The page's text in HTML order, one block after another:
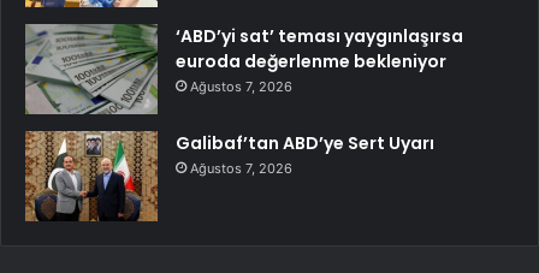
‘ABD’yi sat’ teması yaygınlaşırsa
euroda değerlenme bekleniyor
Ağustos 7, 2026
Galibaf’tan ABD’ye Sert Uyarı
Ağustos 7, 2026